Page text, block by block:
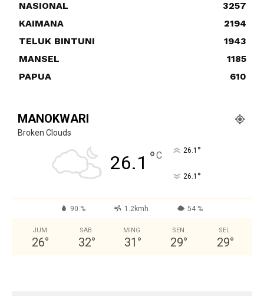
NASIONAL
3257
KAIMANA
2194
TELUK BINTUNI
1943
MANSEL
1185
PAPUA
610
MANOKWARI
Broken Clouds
26.1 °C 26.1 °
26.1 °
90 % 1.2kmh 54 %
JUM
26°
SAB
32°
MING
31 °
SEN
29°
SEL
29°